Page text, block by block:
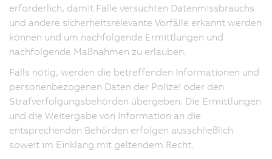
erforderlich, damit Fälle versuchten Datenmissbrauchs
und andere sicherheitsrelevante Vorfälle erkannt werden
können und um nachfolgende Ermittlungen und
nachfolgende Maßnahmen zu erlauben.
Falls nötig, werden die betreffenden Informationen und
personenbezogenen Daten der Polizei oder den
Strafverfolgungsbehörden übergeben. Die Ermittlungen
und die Weitergabe von Information an die
entsprechenden Behörden erfolgen ausschließlich
soweit im Einklang mit geltendem Recht.